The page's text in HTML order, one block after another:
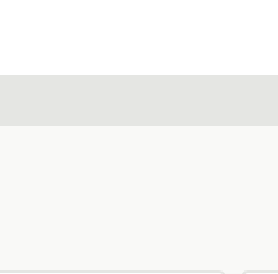
GR (řečtina)